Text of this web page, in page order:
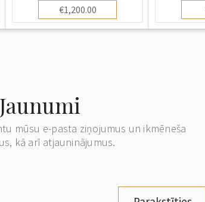
€1,200.00
Jaunumi
mūsu e-pasta ziņojumus un ikmēneša
kā arī atjauninājumus.